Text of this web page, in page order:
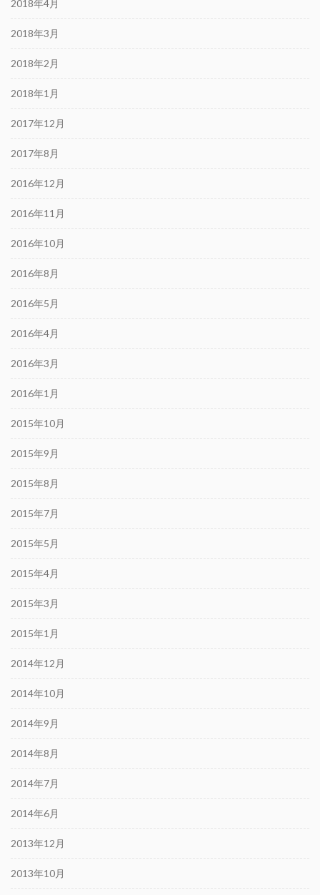
2018年4月
2018年3月
2018年2月
2018年1月
2017年12月
2017年8月
2016年12月
2016年11月
2016年10月
2016年8月
2016年5月
2016年4月
2016年3月
2016年1月
2015年10月
2015年9月
2015年8月
2015年7月
2015年5月
2015年4月
2015年3月
2015年1月
2014年12月
2014年10月
2014年9月
2014年8月
2014年7月
2014年6月
2013年12月
2013年10月